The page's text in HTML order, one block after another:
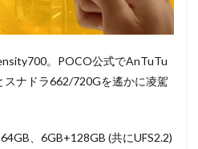
。POCO公式でAnTuTu
ナドラ662/720Gを遙かに凌駕
、6GB+128GB (共にUFS2.2)